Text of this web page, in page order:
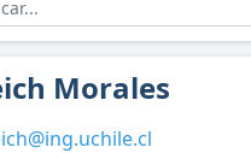
Morales